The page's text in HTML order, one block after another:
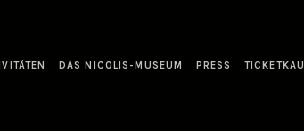
DAS NICOLIS-MUSEUM PRESS